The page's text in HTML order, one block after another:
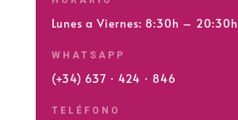
Lunes a Viernes: 8:30h – 20:30h
WHATSAPP
(+34) 637 · 424 · 846
TELÉFONO